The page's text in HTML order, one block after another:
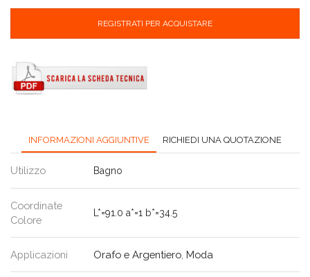
REGISTRATI PER ACQUISTARE
INFORMAZIONI AGGIUNTIVE RICHIEDI UNA QUOTAZIONE
Utilizzo Bagno
Coordinate
Colore
L*=91.0 a*=1 b*=34.5
Applicazioni Orafo e Argentiero, Moda